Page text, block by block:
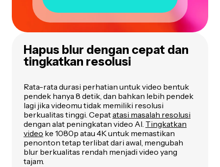
Hapus blur dengan cepat dan
tingkatkan resolusi
Rata-rata durasi perhatian untuk video bentuk
pendek hanya 8 detik, dan bahkan lebih pendek
lagi jika videomu tidak memiliki resolusi
berkualitas tinggi. Cepatatasi masalah resolusi
dengan alat peningkatan video AI. Tingkatkan
video ke 1080p atau 4K untuk memastikan
penonton tetap terlibat dari awal, mengubah
blur berkualitas rendah menjadi video yang
tajam.